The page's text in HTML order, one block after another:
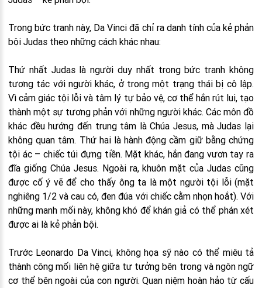
Trong bức tranh này, Da Vinci đã chỉ ra danh tính của kẻ phản
bội Judas theo những cách khác nhau:
Thứ nhất Judas là người duy nhất trong bức tranh không
tương tác với người khác, ở trong một trạng thái bị cô lập.
Vì cảm giác tội lỗi và tâm lý tự bảo vệ, cơ thể hắn rút lui, tạo
thành một sự tương phản với những người khác. Các môn đồ
khác đều hướng đến trung tâm là Chúa Jesus, mà Judas lại
không quan tâm. Thứ hai là hành động cầm giữ bằng chứng
tội ác – chiếc túi đựng tiền. Mặt khác, hắn đang vươn tay ra
đĩa giống Chúa Jesus. Ngoài ra, khuôn mặt của Judas cũng
được cố ý vẽ để cho thấy ông ta là một người tội lỗi (mặt
nghiêng 1/2 và cau có, đen đúa với chiếc cằm nhọn hoắt). Với
những manh mối này, không khó để khán giả có thể phán xét
được ai là kẻ phản bội.
Trước Leonardo Da Vinci, không họa sỹ nào có thể miêu tả
thành công mối liên hệ giữa tư tưởng bên trong và ngôn ngữ
cơ thể bên ngoài của con người. Quan niệm hoàn hảo từ cấu